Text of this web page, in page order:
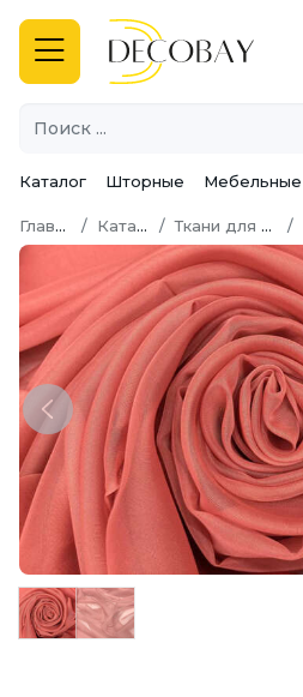
Каталог Шторные Мебельные
Главная Каталог Ткани для штор
Previous